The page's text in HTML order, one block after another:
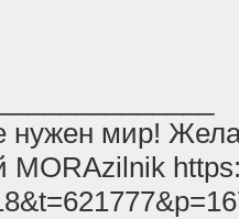
нужен мир!
MORAzilnik